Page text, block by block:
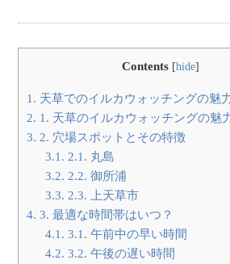
Contents [hide]
1. 天草でのイルカウォッチングの魅
2. 1. 天草のイルカウォッチングの魅
3. 2. 穴場スポットとその特徴
3.1. 2.1. 丸島
3.2. 2.2. 御所浦
3.3. 2.3. 上天草市
4. 3. 最適な時間帯はいつ？
4.1. 3.1. 午前中の早い時間
4.2. 3.2. 午後の遅い時間